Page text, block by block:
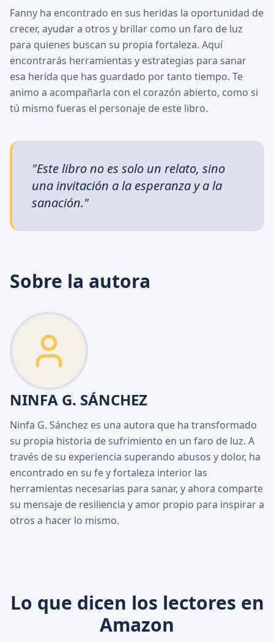
Fanny ha encontrado en sus heridas la oportunidad de
crecer, ayudar a otros y brillar como un faro de luz
para quienes buscan su propia fortaleza. Aquí
encontrarás herramientas y estrategias para sanar
esa herida que has guardado por tanto tiempo. Te
animo a acompañarla con el corazón abierto, como si
tú mismo fueras el personaje de este libro.
"Este libro no es solo un relato, sino
una invitación a la esperanza y a la
sanación."
Sobre la autora
NINFA G. SÁNCHEZ
Ninfa G. Sánchez es una autora que ha transformado
su propia historia de sufrimiento en un faro de luz. A
través de su experiencia superando abusos y dolor, ha
encontrado en su fe y fortaleza interior las
herramientas necesarias para sanar, y ahora comparte
su mensaje de resiliencia y amor propio para inspirar a
otros a hacer lo mismo.
Lo que dicen los lectores en
Amazon